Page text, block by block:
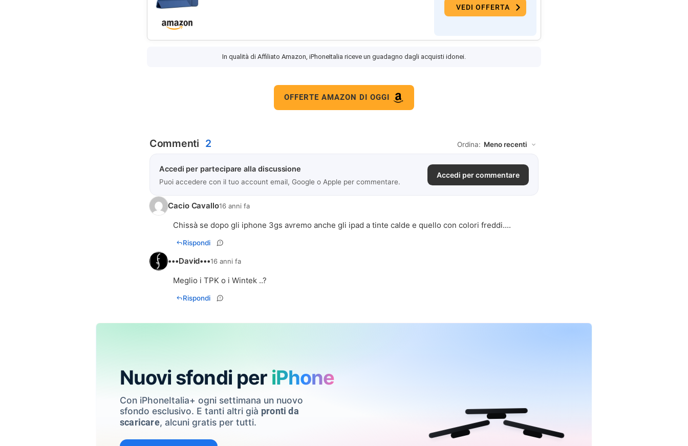
VEDI OFFERTA
In qualità di Affiliato Amazon, iPhoneItalia riceve un guadagno dagli acquisti idonei.
OFFERTE AMAZON DI OGGI
Commenti 2 Ordina:
Accedi per partecipare alla discussione
Puoi accedere con il tuo account email, Google o Apple per commentare.
Accedi per commentare
Cacio Cavallo16 anni fa
Chissà se dopo gli iphone 3gs avremo anche gli ipad a tinte calde e quello con colori freddi....
Rispondi
•••David•••16 anni fa
Meglio i TPK o i Wintek ..?
Rispondi
Nuovi sfondi per iPhone
Con iPhoneItalia+ ogni settimana un nuovo
sfondo esclusivo. E tanti altri già pronti da
scaricare, alcuni gratis per tutti.